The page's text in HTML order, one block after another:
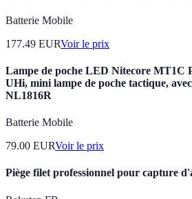
Batterie Mobile
177.49 EURVoir le prix
Lampe de poche LED Nitecore MT1C
UHi, mini lampe de poche tactique,
NL1816R
Batterie Mobile
79.00 EURVoir le prix
Piège filet professionnel pour capture